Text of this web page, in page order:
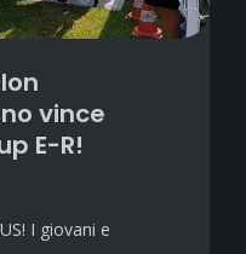
vince
E-R!
I giovani e